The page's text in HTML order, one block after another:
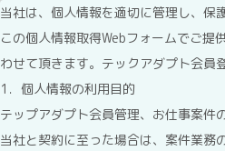
当社は、個人情報を適切に管理し、保
この個人情報取得Webフォームでご提
わせて頂きます。テックアダプト会員
1．個人情報の利用目的
テップアダプト会員管理、お仕事案件
当社と契約に至った場合は、案件業務